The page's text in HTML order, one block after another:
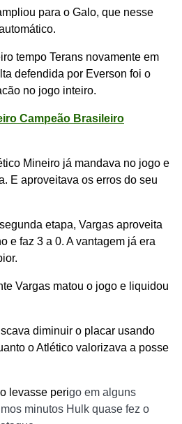
para o Galo, que nesse
tempo Terans novamente em
defendida por Everson foi o
no jogo inteiro.
Campeão Brasileiro
Mineiro já mandava no jogo e
E aproveitava os erros do seu
etapa, Vargas aproveita
e faz 3 a 0. A vantagem já era
Vargas matou o jogo e liquidou
diminuir o placar usando
o Atlético valorizava a posse
levasse perigo em alguns
minutos Hulk quase fez o